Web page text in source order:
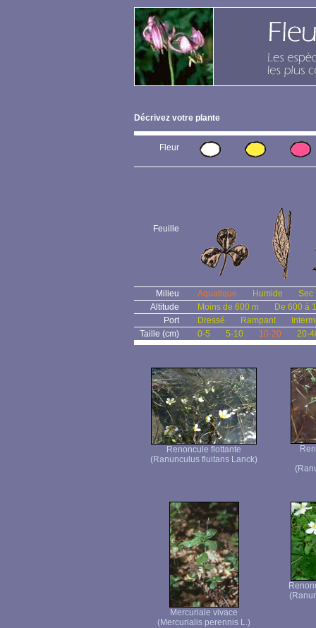
Décrivez votre plante
Fleur
Feuille
Milieu Aquatique Humide
Sec
Altitude
Moins de 600 m
De 600 à
Port
Dressé Rampant
Taille (cm)
0-5 5-10 10-20 20-
Renoncule flottante
(Ranunculus fluitans Lanck)
Mercuriale vivace
(Mercurialis perennis L.)